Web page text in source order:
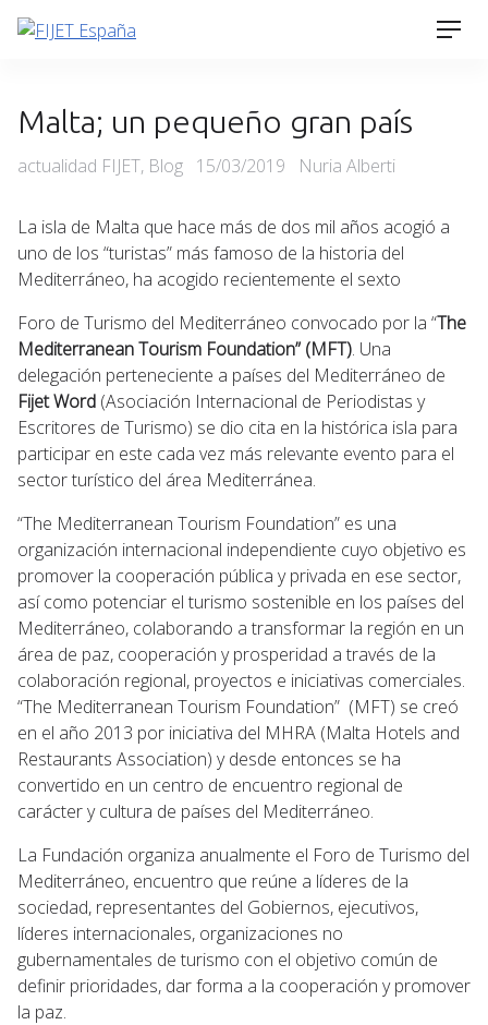
Skip
Malta; un pequeño gran país
Categories
actualidad FIJET, Blog Posted
15/03/2019 Nuria Alberti
La isla de Malta que hace más de dos mil años acogió a
uno de los “turistas” más famoso de la historia del
Mediterráneo, ha acogido recientemente el sexto
Foro de Turismo del Mediterráneo convocado por la “The
Mediterranean Tourism Foundation” (MFT). Una
delegación perteneciente a países del Mediterráneo de
Fijet Word (Asociación Internacional de Periodistas y
Escritores de Turismo) se dio cita en la histórica isla para
participar en este cada vez más relevante evento para el
sector turístico del área Mediterránea.
“The Mediterranean Tourism Foundation” es una
organización internacional independiente cuyo objetivo es
promover la cooperación pública y privada en ese sector,
así como potenciar el turismo sostenible en los países del
Mediterráneo, colaborando a transformar la región en un
área de paz, cooperación y prosperidad a través de la
colaboración regional, proyectos e iniciativas comerciales.
“The Mediterranean Tourism Foundation” (MFT) se creó
en el año 2013 por iniciativa del MHRA (Malta Hotels and
Restaurants Association) y desde entonces se ha
convertido en un centro de encuentro regional de
carácter y cultura de países del Mediterráneo.
La Fundación organiza anualmente el Foro de Turismo del
Mediterráneo, encuentro que reúne a líderes de la
sociedad, representantes del Gobiernos, ejecutivos,
líderes internacionales, organizaciones no
gubernamentales de turismo con el objetivo común de
definir prioridades, dar forma a la cooperación y promover
la paz.